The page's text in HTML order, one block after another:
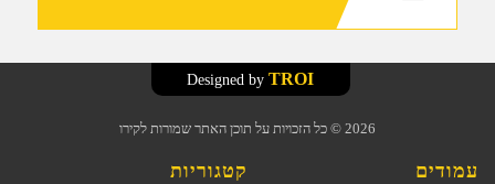
2026 © כל הזכויות על תוכן האתר שמורות לקירו
TROI
עמודים קטגוריות